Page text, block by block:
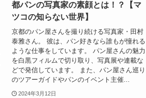
都パンの写真家の素顔とは！？【マ
ツコの知らない世界】
京都のパン屋さんを撮り続ける写真家・田村
泰雅さん。 彼は、パン好きなら誰もが憧れる
ような仕事をしています。 パン屋さんの魅力
を白黒フィルムで切り取り、写真展や連載な
どで発信しています。 また、パン屋さん巡り
のツアーガイドやパンのイベント主催...
2024年3月12日